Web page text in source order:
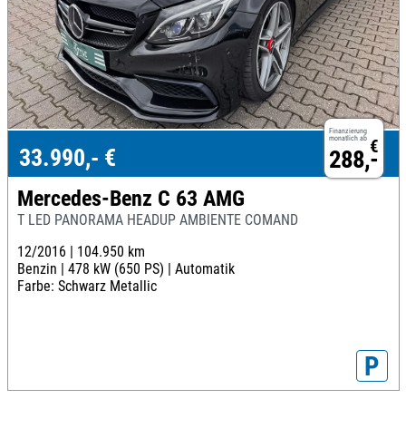
Finanzierung
monatlich ab €
288,-
33.990,- €
Mercedes-Benz C 63 AMG
T LED PANORAMA HEADUP AMBIENTE COMAND
12/2016 | 104.950 km
Benzin | 478 kW (650 PS) | Automatik
Farbe: Schwarz Metallic
P